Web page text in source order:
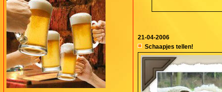
21-04-2006
Schaapjes tellen!